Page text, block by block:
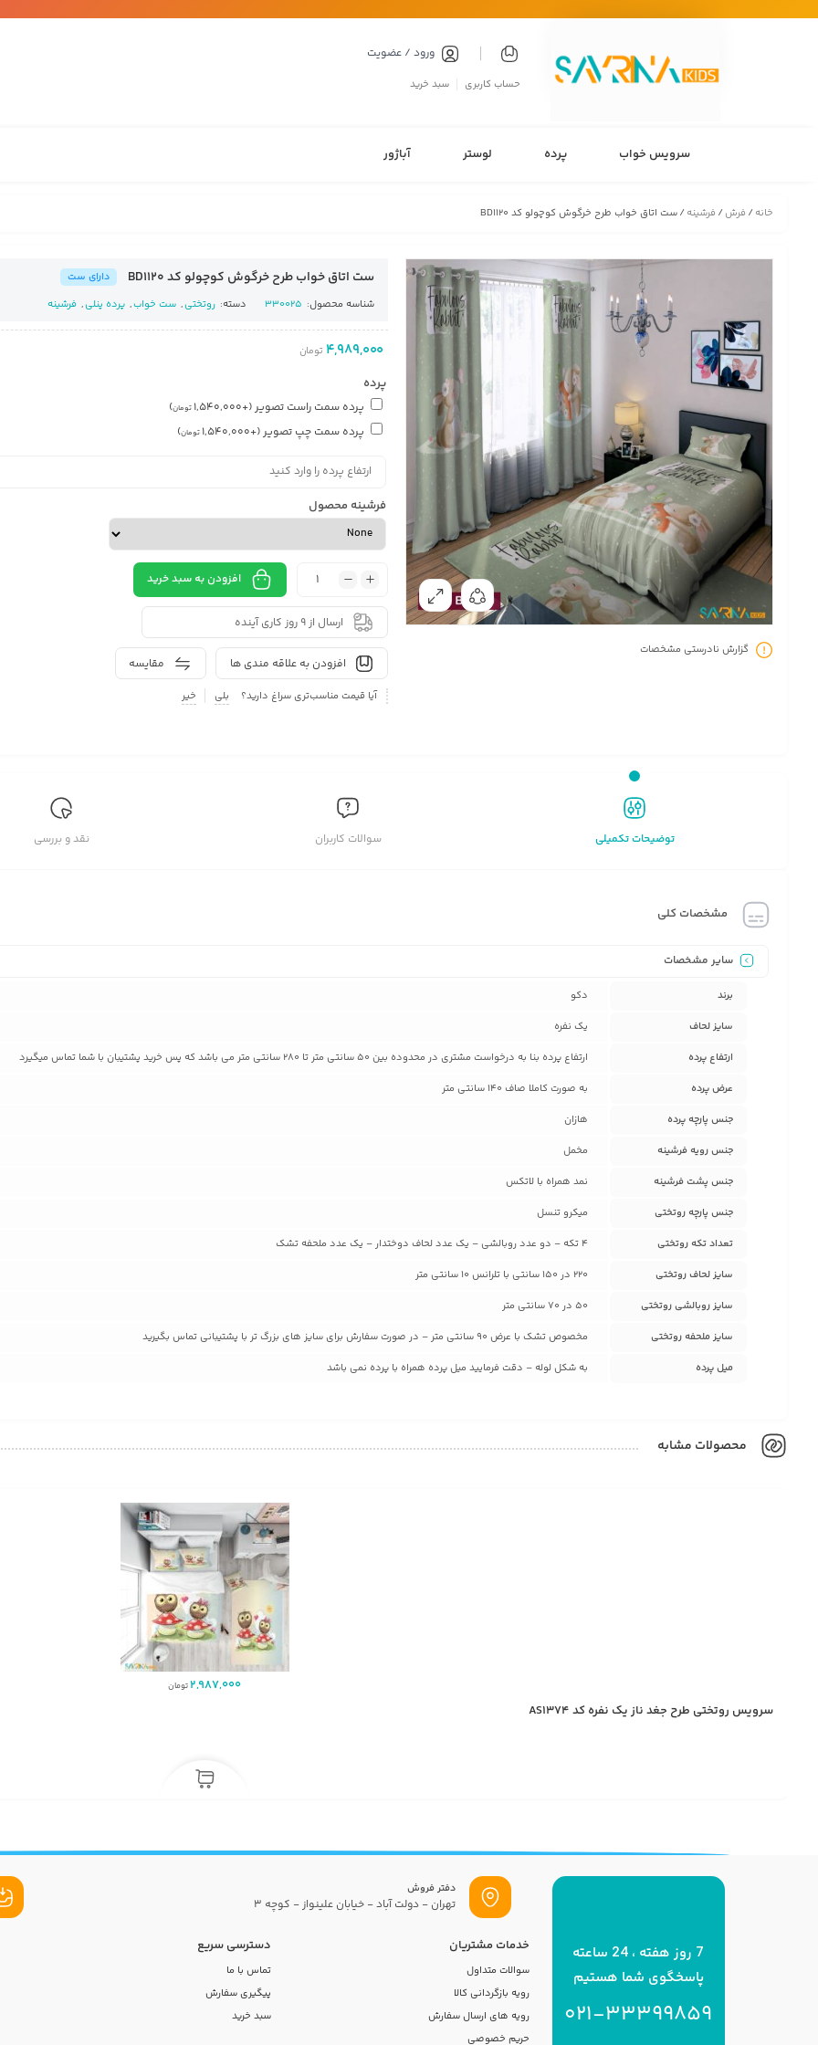
ورود / عضویت
حساب کاربری سبد خرید
سرویس خواب پرده لوستر آباژور
خانه/ فرش/ فرشینه/ ست اتاق خواب طرح خرگوش کوچولو کد BD1120
گزارش نادرستی مشخصات
ست اتاق خواب طرح خرگوش کوچولو کد BD1120
دارای ست
شناسه محصول: 330025 دسته: روتختی, ست خواب, پرده پنلی, فرشینه
4,989,000 تومان
پرده
پرده سمت راست تصویر (+
1,540,000 تومان)
پرده سمت چپ تصویر (+
1,540,000 تومان)
فرشینه محصول
افزودن به سبد خرید
ارسال از 9 روز کاری آینده
مقایسه افزودن به علاقه مندی ها
آیا قیمت مناسب‌تری سراغ دارید؟ بلی خیر
توضیحات تکمیلی سوالات کاربران نقد و بررسی
مشخصات کلی
سایر مشخصات
برند
دکو
سایز لحاف
یک نفره
ارتفاع پرده
ارتفاع پرده بنا به درخواست مشتری در محدوده بین 50 سانتی متر تا 280 سانتی متر می باشد که پس خرید پشتیبان با شما تماس میگیرد
عرض پرده
به صورت کاملا صاف 140 سانتی متر
جنس پارچه پرده
هازان
جنس رویه فرشینه
مخمل
جنس پشت فرشینه
نمد همراه با لاتکس
جنس پارچه روتختی
میکرو تنسل
تعداد تکه روتختی
4 تکه – دو عدد روبالشی – یک عدد لحاف دوختدار – یک عدد ملحفه تشک
سایز لحاف روتختی
220 در 150 سانتی با تلرانس 10 سانتی متر
سایز روبالشی روتختی
50 در 70 سانتی متر
سایز ملحفه روتختی
مخصوص تشک با عرض 90 سانتی متر – در صورت سفارش برای سایز های بزرگ تر با پشتیبانی تماس بگیرید
میل پرده
به شکل لوله – دقت فرمایید میل پرده همراه با پرده نمی باشد
محصولات مشابه
2,987,000تومان
سرویس روتختی طرح جغد ناز یک نفره کد AS1374
دفتر فروش
تهران - دولت آباد - خیابان علینواز - کوچه 3
7 روز هفته ، 24 ساعته
پاسخگوی شما هستیم
021-33399859
خدمات مشتریان
سوالات متداول
رویه بازگردانی کالا
رویه های ارسال سفارش
حریم خصوصی
دسترسی سریع
تماس با ما
پیگیری سفارش
سبد خرید